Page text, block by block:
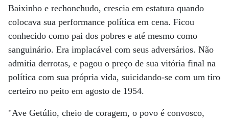
Baixinho e rechonchudo, crescia em estatura quando
colocava sua performance política em cena. Ficou
conhecido como pai dos pobres e até mesmo como
sanguinário. Era implacável com seus adversários. Não
admitia derrotas, e pagou o preço de sua vitória final na
política com sua própria vida, suicidando-se com um tiro
certeiro no peito em agosto de 1954.
"Ave Getúlio, cheio de coragem, o povo é convosco,